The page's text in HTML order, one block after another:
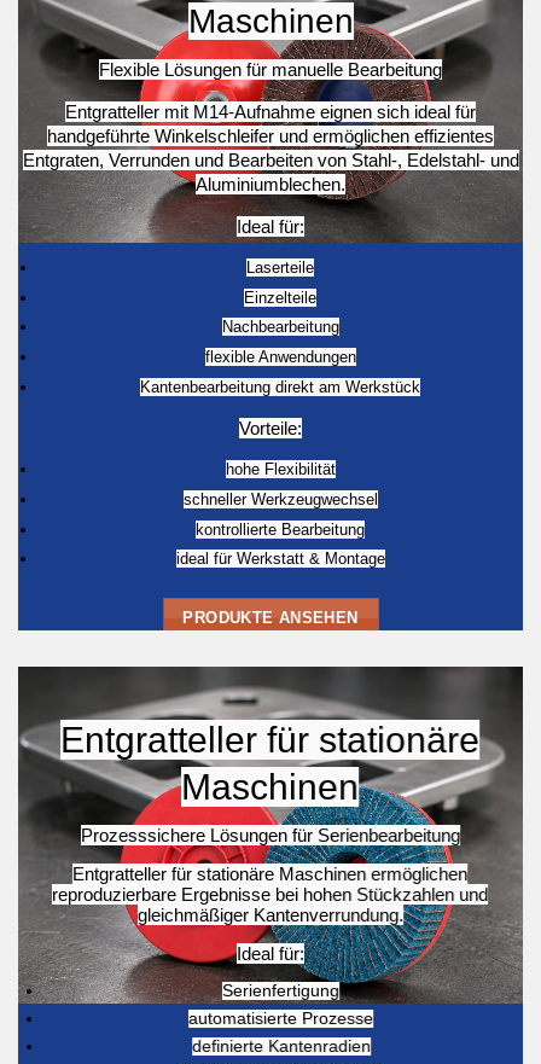
Maschinen
Flexible Lösungen für manuelle Bearbeitung
Entgratteller mit M14-Aufnahme eignen sich ideal für
handgeführte Winkelschleifer und ermöglichen effizientes
Entgraten, Verrunden und Bearbeiten von Stahl-, Edelstahl- und
Aluminiumblechen.
Ideal für:
Laserteile
Einzelteile
Nachbearbeitung
flexible Anwendungen
Kantenbearbeitung direkt am Werkstück
Vorteile:
hohe Flexibilität
schneller Werkzeugwechsel
kontrollierte Bearbeitung
ideal für Werkstatt & Montage
PRODUKTE ANSEHEN
Entgratteller für stationäre
Maschinen
Prozesssichere Lösungen für Serienbearbeitung
Entgratteller für stationäre Maschinen ermöglichen
reproduzierbare Ergebnisse bei hohen Stückzahlen und
gleichmäßiger Kantenverrundung.
Ideal für:
Serienfertigung
automatisierte Prozesse
definierte Kantenradien